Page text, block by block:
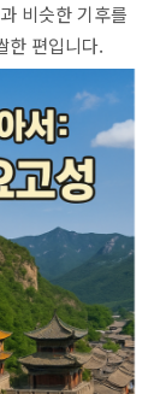
비슷한 기후를
한 편입니다.